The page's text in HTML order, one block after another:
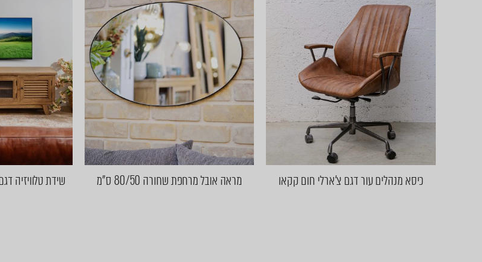
כיסא מנהלים עור דגם צ'ארלי חום קקאו מראה אובל מרחפת שחורה 80/50 ס"מ